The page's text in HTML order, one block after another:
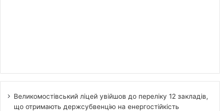
Великомостівський ліцей увійшов до переліку 12 закладів,
що отримають держсубвенцію на енергостійкість